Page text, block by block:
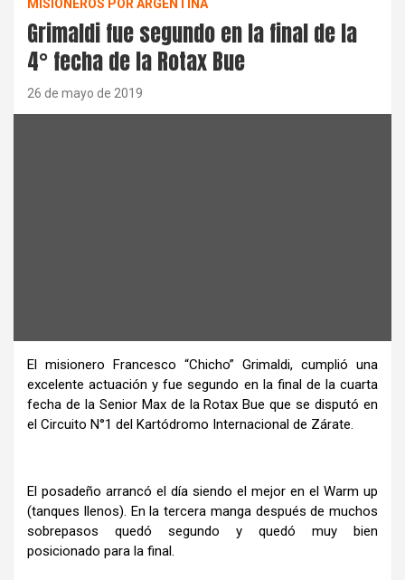
MISIONEROS POR ARGENTINA
Grimaldi fue segundo en la final de la
4° fecha de la Rotax Bue
26 de mayo de 2019
El misionero Francesco “Chicho” Grimaldi, cumplió una
excelente actuación y fue segundo en la final de la cuarta
fecha de la Senior Max de la Rotax Bue que se disputó en
el Circuito N°1 del Kartódromo Internacional de Zárate.
El posadeño arrancó el día siendo el mejor en el Warm up
(tanques llenos). En la tercera manga después de muchos
sobrepasos quedó segundo y quedó muy bien
posicionado para la final.